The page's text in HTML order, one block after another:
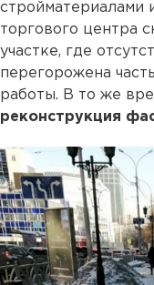
стройматериалами
торгового центра
участке, где
перегорожена
работы. В то же
реконструкция